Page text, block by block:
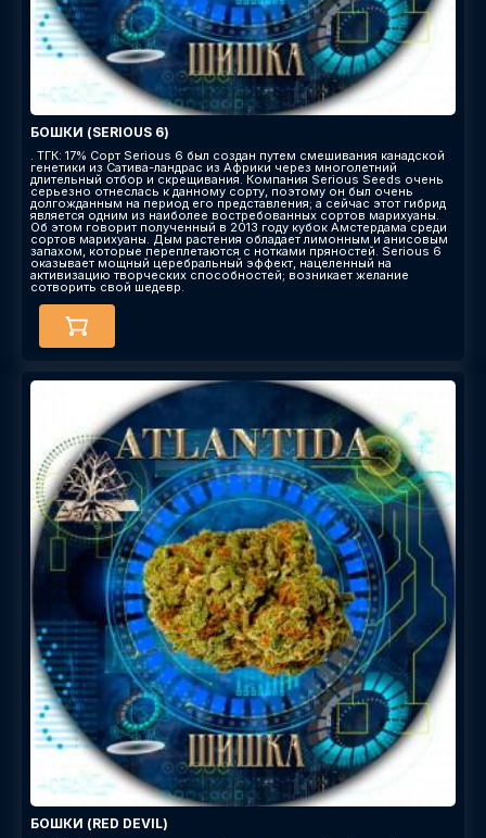
БОШКИ (SERIOUS 6)
. ТГК: 17% Сорт Serious 6 был создан путем смешивания канадской
генетики из Сатива-ландрас из Африки через многолетний
длительный отбор и скрещивания. Компания Serious Seeds очень
серьезно отнеслась к данному сорту, поэтому он был очень
долгожданным на период его представления; а сейчас этот гибрид
является одним из наиболее востребованных сортов марихуаны.
Об этом говорит полученный в 2013 году кубок Амстердама среди
сортов марихуаны. Дым растения обладает лимонным и анисовым
запахом, которые переплетаются с нотками пряностей. Serious 6
оказывает мощный церебральный эффект, нацеленный на
активизацию творческих способностей; возникает желание
сотворить свой шедевр.
БОШКИ (RED DEVIL)